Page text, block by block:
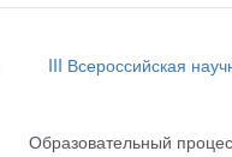
III Всероссийская
Образовательный